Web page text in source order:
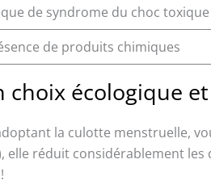
de syndrome du choc toxique
de produits chimiques
choix écologique
la culotte menstruelle,
elle réduit considérablement